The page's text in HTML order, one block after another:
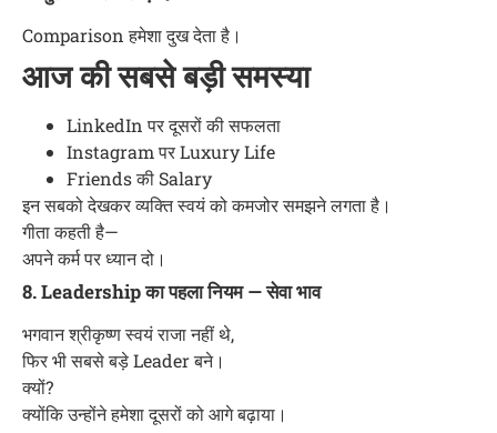
Comparison हमेशा दुख देता है।
आज की सबसे बड़ी समस्या
LinkedIn पर दूसरों की सफलता
Instagram पर Luxury Life
Friends की Salary
इन सबको देखकर व्यक्ति स्वयं को कमजोर समझने लगता है।
गीता कहती है—
अपने कर्म पर ध्यान दो।
8. Leadership का पहला नियम — सेवा भाव
भगवान श्रीकृष्ण स्वयं राजा नहीं थे,
फिर भी सबसे बड़े Leader बने।
क्यों?
क्योंकि उन्होंने हमेशा दूसरों को आगे बढ़ाया।